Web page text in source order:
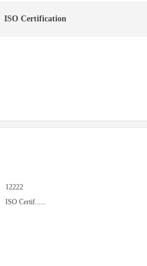
ISO Certification
12222
ISO Certif......